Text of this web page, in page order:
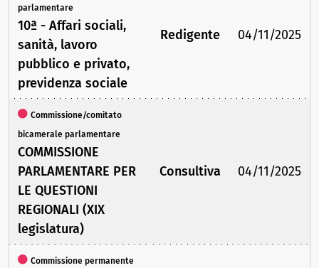
parlamentare
10ª - Affari sociali,
sanità, lavoro
pubblico e privato,
previdenza sociale
Redigente 04/11/2025
Commissione/comitato
bicamerale parlamentare
COMMISSIONE
PARLAMENTARE PER
LE QUESTIONI
REGIONALI (XIX
legislatura)
Consultiva 04/11/2025
Commissione permanente